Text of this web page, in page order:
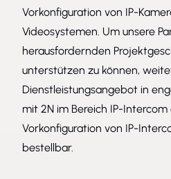
Vorkonfiguration von IP-
Videosystemen. Um unsere
herausfordernden
unterstützen zu können,
Dienstleistungsangebot in
mit 2N im Bereich IP-
Vorkonfiguration von IP-
bestellbar.